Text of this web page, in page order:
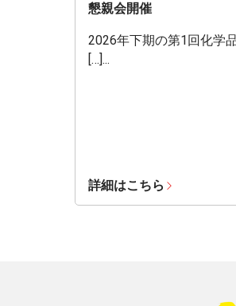
懇親会開催
2026年下期の第1回化学
[…]...
詳細はこちら